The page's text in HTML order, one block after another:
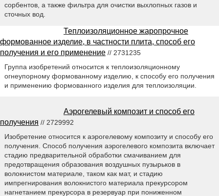
сорбентов, а также фильтра для очистки выхлопных газов и
сточных вод.
Теплоизоляционное жаропрочное
формованное изделие, в частности плита, способ его
получения и его применение // 2731235
Группа изобретений относится к теплоизоляционному
огнеупорному формованному изделию, к способу его получения
и применению формованного изделия для теплоизоляции.
Аэрогелевый композит и способ его
получения // 2729992
Изобретение относится к аэрогелевому композиту и способу его
получения. Способ получения аэрогелевого композита включает
стадию предварительной обработки смачиванием для
предотвращения образования воздушных пузырьков в
волокнистом материале, таком как мат, и стадию
импрегнирования волокнистого материала прекурсором
нагнетанием прекурсора в резервуар при пониженном